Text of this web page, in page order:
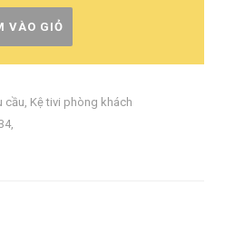
VÀO GIỎ
cầu, Kệ tivi phòng khách
,